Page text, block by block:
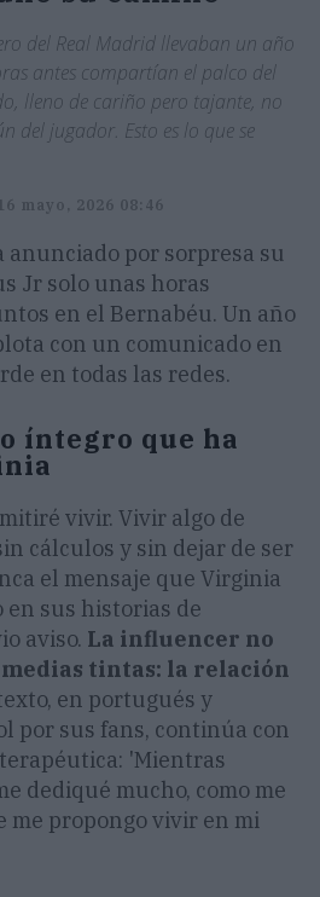
del Real Madrid llevaban un año
antes compartían el palco del
lleno de cariño pero tajante, no
del jugador. Esto es lo que se
16 mayo, 2026 08:46
anunciado por sorpresa su
Jr solo unas horas
en el Bernabéu. Un año
con un comunicado en
en todas las redes.
íntegro que ha
vivir. Vivir algo de
cálculos y sin dejar de ser
el mensaje que Virginia
en sus historias de
aviso. La influencer no
medias tintas: la relación
en portugués y
por sus fans, continúa con
'Mientras
dediqué mucho, como me
me propongo vivir en mi